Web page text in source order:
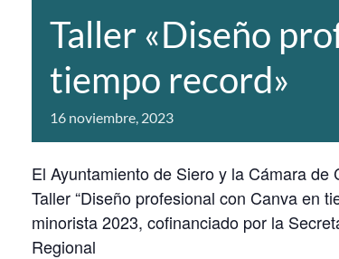
Taller «Diseño
tiempo record»
16 noviembre, 2023
El Ayuntamiento de Siero y la Cámara
Taller “Diseño profesional con Canva en
minorista 2023, cofinanciado por la
Regional